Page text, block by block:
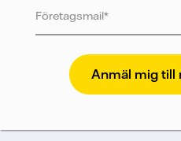
och annan relevant information.
Vattenfall skyddar och
att Vattenfalls
skicka nyhetsbrevet till
analysera deras